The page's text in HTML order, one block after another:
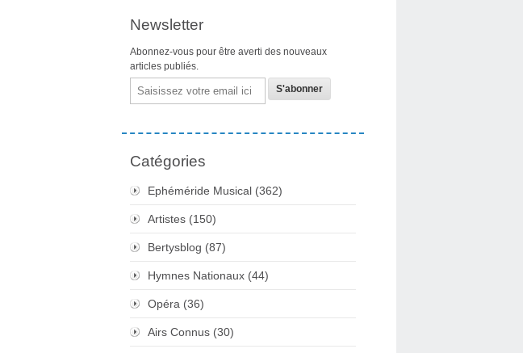
Newsletter
Abonnez-vous pour être averti des nouveaux
articles publiés.
Email
Catégories
Ephéméride Musical (362)
Artistes (150)
Bertysblog (87)
Hymnes Nationaux (44)
Opéra (36)
Airs Connus (30)